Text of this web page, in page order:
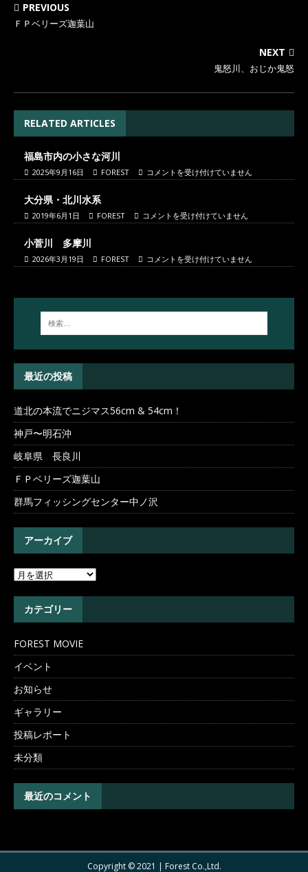
PREVIOUS
ＦＰベリーズ迦葉山
NEXT
鬼怒川、おじか鬼怒
RELATED ARTICLES
福島市内の小さな河川
2025年9月16日 FOREST コメントを受け付けていません
大分県・北川水系
2019年6月1日 FOREST コメントを受け付けていません
小菅川 多摩川
2026年3月19日 FOREST コメントを受け付けていません
最近の投稿
道北の本流でニジマス56cm & 54cm！
神戸〜明石沖
岐阜県 長良川
ＦＰベリーズ迦葉山
群馬フィッシングセンター中ノ沢
アーカイブ
カテゴリー
FOREST MOVIE
イベント
お知らせ
ギャラリー
投稿レポート
未分類
最近のコメント
Copyright © 2021 | Forest Co.,Ltd.